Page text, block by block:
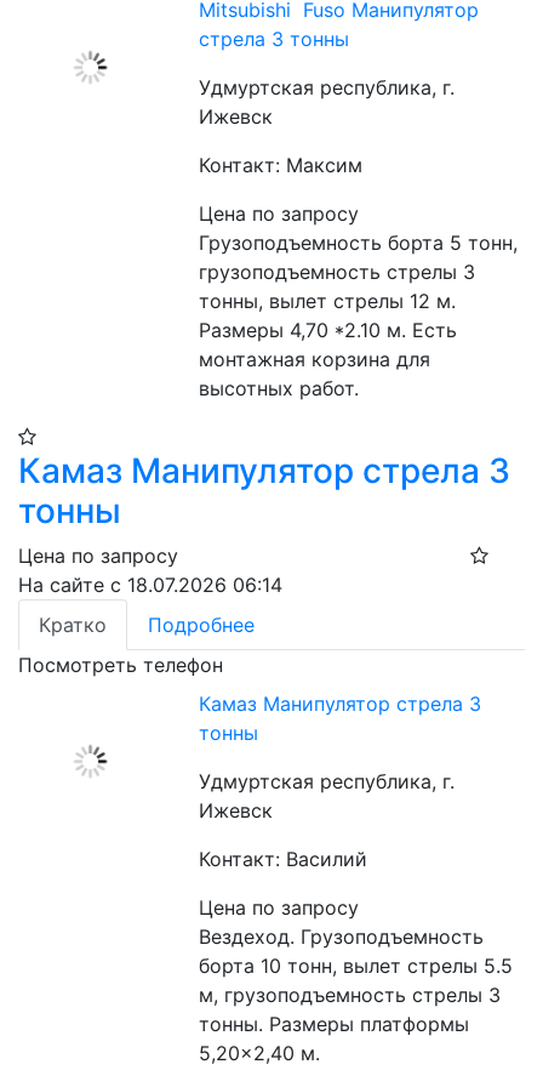
Mitsubishi Fuso Манипулятор
стрела 3 тонны
Удмуртская республика, г.
Ижевск
Контакт: Максим
Цена по запросу
Грузоподъемность борта 5 тонн,
грузоподъемность стрелы 3
тонны, вылет стрелы 12 м.
Размеры 4,70 *2.10 м. Есть
монтажная корзина для
высотных работ.
Камаз Манипулятор стрела 3
тонны
Цена по запросу
На сайте с 18.07.2026 06:14
Кратко
Подробнее
Посмотреть телефон
Камаз Манипулятор стрела 3
тонны
Удмуртская республика, г.
Ижевск
Контакт: Василий
Цена по запросу
Вездеход. Грузоподъемность
борта 10 тонн, вылет стрелы 5.5
м, грузоподъемность стрелы 3
тонны. Размеры платформы
5,20×2,40 м.